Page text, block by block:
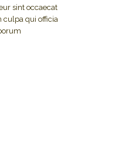
sint occaecat
culpa qui officia